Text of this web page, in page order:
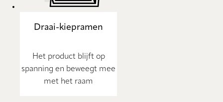
Draai-kiepramen
Het product blijft op
spanning en beweegt mee
met het raam